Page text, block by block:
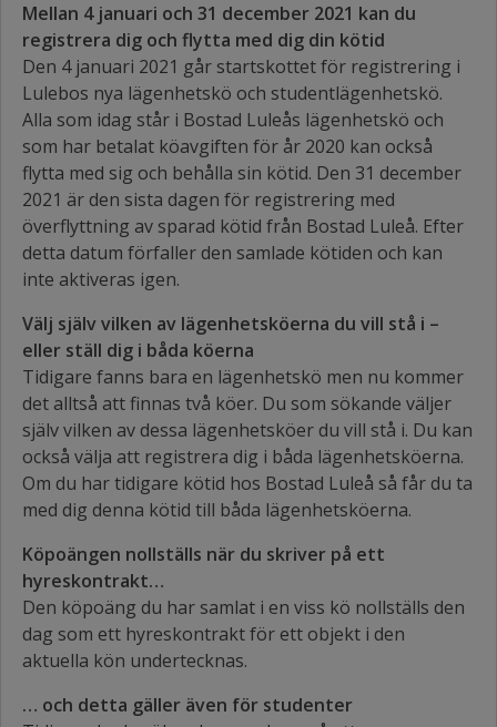
Mellan 4 januari och 31 december 2021 kan du
registrera dig och flytta med dig din kötid
Den 4 januari 2021 går startskottet för registrering i
Lulebos nya lägenhetskö och studentlägenhetskö.
Alla som idag står i Bostad Luleås lägenhetskö och
som har betalat köavgiften för år 2020 kan också
flytta med sig och behålla sin kötid. Den 31 december
2021 är den sista dagen för registrering med
överflyttning av sparad kötid från Bostad Luleå. Efter
detta datum förfaller den samlade kötiden och kan
inte aktiveras igen.
Välj själv vilken av lägenhetsköerna du vill stå i –
eller ställ dig i båda köerna
Tidigare fanns bara en lägenhetskö men nu kommer
det alltså att finnas två köer. Du som sökande väljer
själv vilken av dessa lägenhetsköer du vill stå i. Du kan
också välja att registrera dig i båda lägenhetsköerna.
Om du har tidigare kötid hos Bostad Luleå så får du ta
med dig denna kötid till båda lägenhetsköerna.
Köpoängen nollställs när du skriver på ett
hyreskontrakt…
Den köpoäng du har samlat i en viss kö nollställs den
dag som ett hyreskontrakt för ett objekt i den
aktuella kön undertecknas.
… och detta gäller även för studenter